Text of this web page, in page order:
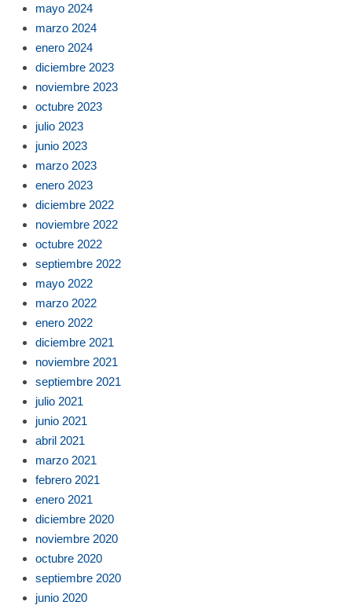
mayo 2024
marzo 2024
enero 2024
diciembre 2023
noviembre 2023
octubre 2023
julio 2023
junio 2023
marzo 2023
enero 2023
diciembre 2022
noviembre 2022
octubre 2022
septiembre 2022
mayo 2022
marzo 2022
enero 2022
diciembre 2021
noviembre 2021
septiembre 2021
julio 2021
junio 2021
abril 2021
marzo 2021
febrero 2021
enero 2021
diciembre 2020
noviembre 2020
octubre 2020
septiembre 2020
junio 2020